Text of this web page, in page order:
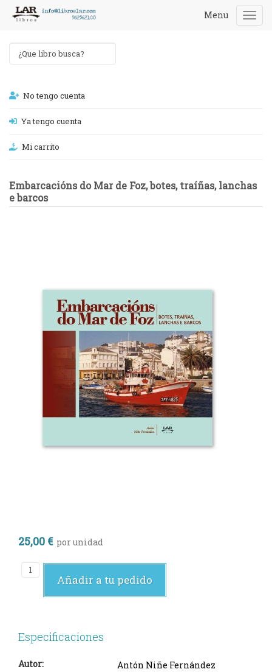
Menu
No tengo cuenta
Ya tengo cuenta
Mi carrito
Embarcacións do Mar de Foz, botes, traíñas, lanchas
e barcos
25,00 € por unidad
Añadir a tu pedido
Especificaciones
Autor:
Antón Niñe Fernández